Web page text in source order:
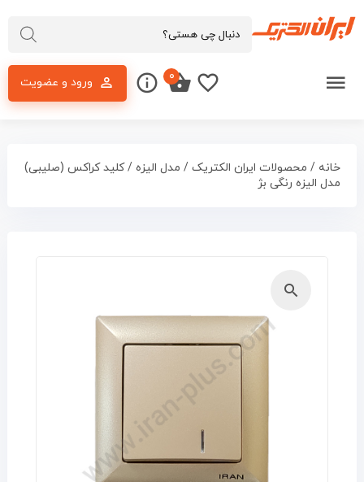
ورود و عضویت ۰
خانه / محصولات ایران الکتریک/ مدل الیزه/ کلید کراکس (صلیبی)
مدل الیزه رنگی بژ